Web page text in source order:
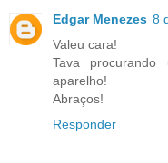
Edgar Menezes 8
Valeu cara!
Tava
aparelho!
Abraços!
Responder